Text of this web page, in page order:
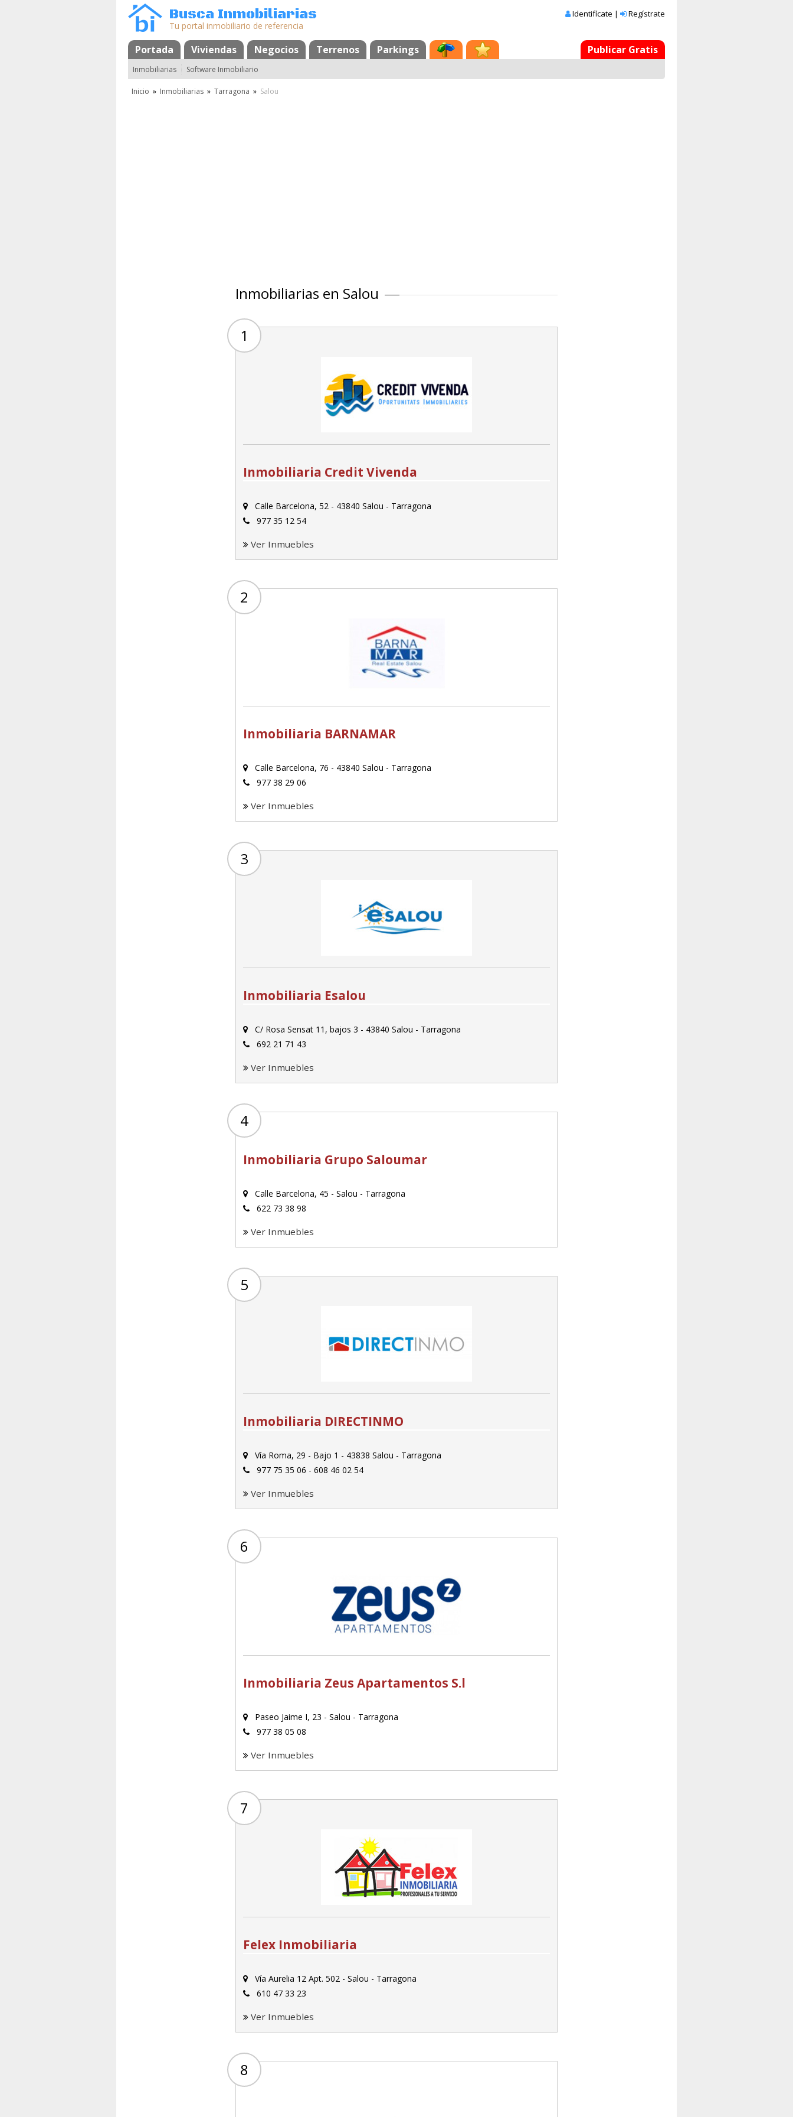
Busca Inmobiliarias
Tu portal inmobiliario de referencia
Identifícate | Regístrate
Portada Viviendas Negocios Terrenos Parkings
MapaFavoritos Publicar Gratis
Inmobiliarias Software Inmobiliario
Inicio » Inmobiliarias » Tarragona » Salou
Inmobiliarias en Salou
1
Inmobiliaria Credit Vivenda
Calle Barcelona, 52 - 43840 Salou - Tarragona
977 35 12 54
Ver Inmuebles
2
Inmobiliaria BARNAMAR
Calle Barcelona, 76 - 43840 Salou - Tarragona
977 38 29 06
Ver Inmuebles
3
Inmobiliaria Esalou
C/ Rosa Sensat 11, bajos 3 - 43840 Salou - Tarragona
692 21 71 43
Ver Inmuebles
4
Inmobiliaria Grupo Saloumar
Calle Barcelona, 45 - Salou - Tarragona
622 73 38 98
Ver Inmuebles
5
Inmobiliaria DIRECTINMO
Vía Roma, 29 - Bajo 1 - 43838 Salou - Tarragona
977 75 35 06 - 608 46 02 54
Ver Inmuebles
6
Inmobiliaria Zeus Apartamentos S.l
Paseo Jaime I, 23 - Salou - Tarragona
977 38 05 08
Ver Inmuebles
7
Felex Inmobiliaria
Vía Aurelia 12 Apt. 502 - Salou - Tarragona
610 47 33 23
Ver Inmuebles
8